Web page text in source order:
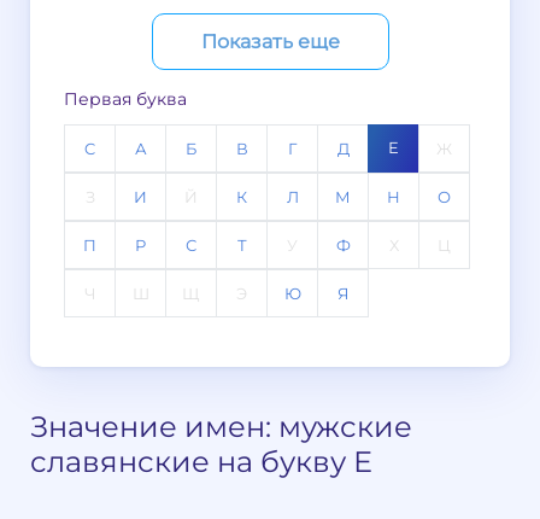
Показать еще
Первая буква
C А Б В Г Д Е Ж
З И Й К Л М Н О
П Р С Т У Ф Х Ц
Ч Э Ю Я
Значение имен: мужские
славянские на букву Е